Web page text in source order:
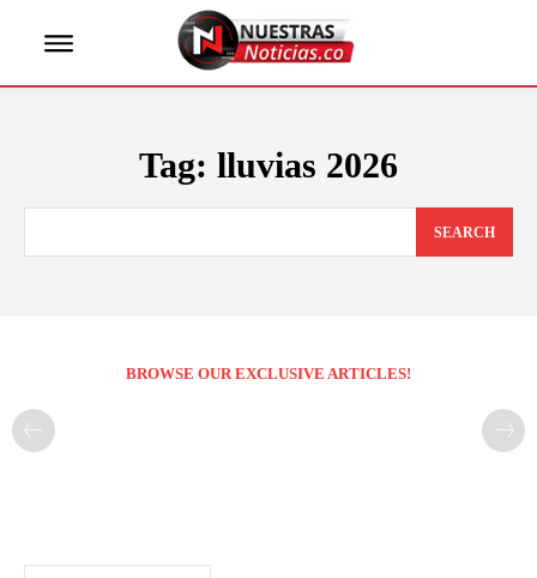
Tag: lluvias 2026
SEARCH
BROWSE OUR EXCLUSIVE ARTICLES!